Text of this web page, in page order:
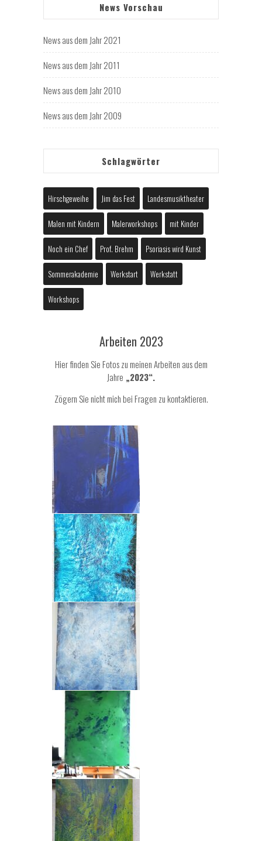
News Vorschau
News aus dem Jahr 2021
News aus dem Jahr 2011
News aus dem Jahr 2010
News aus dem Jahr 2009
Schlagwörter
Hirschgeweihe Jim das Fest Landesmusiktheater
Malen mit Kindern Malerworkshops mit Kinder
Noch ein Chef Prof. Brehm Psoriasis wird Kunst
Sommerakademie Werkstart Werkstatt
Workshops
Arbeiten 2023
Hier finden Sie Fotos zu meinen Arbeiten aus dem
Jahre „2023“.
Zögern Sie nicht mich bei Fragen zukontaktieren.